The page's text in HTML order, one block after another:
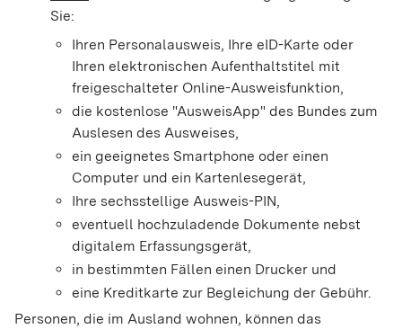
Sie:
Ihren Personalausweis, Ihre eID-Karte oder
Ihren elektronischen Aufenthaltstitel mit
freigeschalteter Online-Ausweisfunktion,
die kostenlose "AusweisApp" des Bundes zum
Auslesen des Ausweises,
ein geeignetes Smartphone oder einen
Computer und ein Kartenlesegerät,
Ihre sechsstellige Ausweis-PIN,
eventuell hochzuladende Dokumente nebst
digitalem Erfassungsgerät,
in bestimmten Fällen einen Drucker und
eine Kreditkarte zur Begleichung der Gebühr.
Personen, die im Ausland wohnen, können das